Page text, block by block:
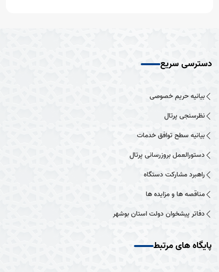
دسترسی سریع
بیانیه حریم خصوصی
نظرسنجی پرتال
بیانیه سطح توافق خدمات
دستورالعمل بروزرسانی پرتال
راهبرد مشارکت دستگاه
مناقصه ها و مزایده ها
دفاتر پیشخوان دولت استان بوشهر
پایگاه های مرتبط